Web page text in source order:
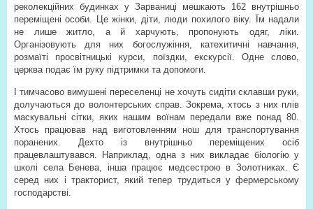
реколекційних будинках у Зарваниці мешкають 162 внутрішньо
переміщені особи. Це жінки, діти, люди похилого віку. Їм надали
не лише житло, а й харчують, пропонують одяг, ліки.
Організовують для них богослужіння, катехитичні навчання,
розмаїті просвітницькі курси, поїздки, екскурсії. Одне слово,
церква подає їм руку підтримки та допомоги.
І тимчасово вимушені переселенці не хочуть сидіти склавши руки,
долучаються до волонтерських справ. Зокрема, хтось з них плів
маскувальні сітки, яких нашим воїнам передали вже понад 80.
Хтось працював над виготовленням нош для транспортування
поранених. Дехто із внутрішньо переміщених осіб
працевлаштувався. Наприклад, одна з них викладає біологію у
школі села Бенева, інша працює медсестрою в Золотниках. Є
серед них і тракторист, який тепер трудиться у фермерському
господарстві.